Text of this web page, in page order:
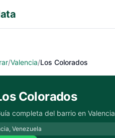
/Valencia/Los Colorados
Colorados
completa del barrio en Valencia
, Venezuela